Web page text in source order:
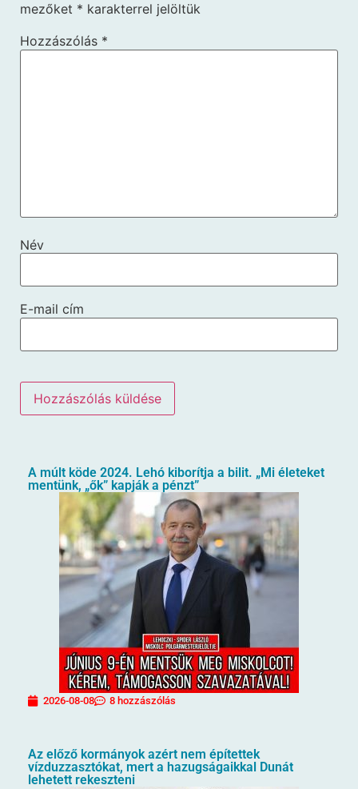
mezőket * karakterrel jelöltük
Hozzászólás *
Név
E-mail cím
A múlt köde 2024. Lehó kiborítja a bilit. „Mi életeket
mentünk, „ők” kapják a pénzt”
2026-08-08 8 hozzászólás
Az előző kormányok azért nem építettek
vízduzzasztókat, mert a hazugságaikkal Dunát
lehetett rekeszteni